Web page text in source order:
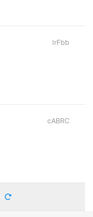
IrFbb
cABRC